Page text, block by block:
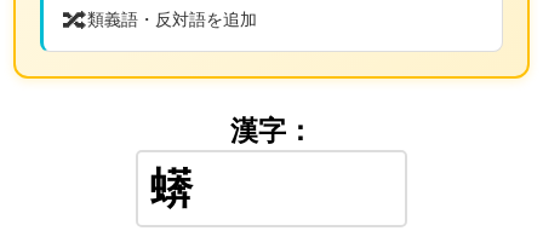
🔀類義語・反対語を追加
漢字：